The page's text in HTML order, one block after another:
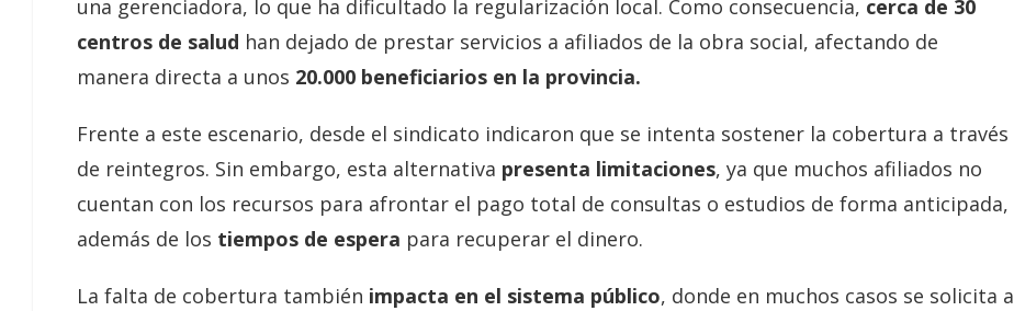
una gerenciadora, lo que ha dificultado la regularización local. Como consecuencia, cerca de 30
centros de salud han dejado de prestar servicios a afiliados de la obra social, afectando de
manera directa a unos 20.000 beneficiarios en la provincia.
Frente a este escenario, desde el sindicato indicaron que se intenta sostener la cobertura a través
de reintegros. Sin embargo, esta alternativa presenta limitaciones, ya que muchos afiliados no
cuentan con los recursos para afrontar el pago total de consultas o estudios de forma anticipada,
además de los tiempos de espera para recuperar el dinero.
La falta de cobertura también impacta en el sistema público, donde en muchos casos se solicita a